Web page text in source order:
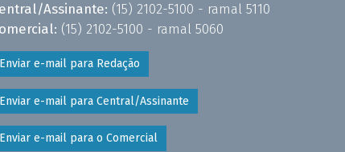
Assinante: (15) 2102-5100 - ramal 5110
(15) 2102-5100 - ramal 5060
Enviar e-mail para Redação
Enviar e-mail para Central/Assinante
Enviar e-mail para o Comercial